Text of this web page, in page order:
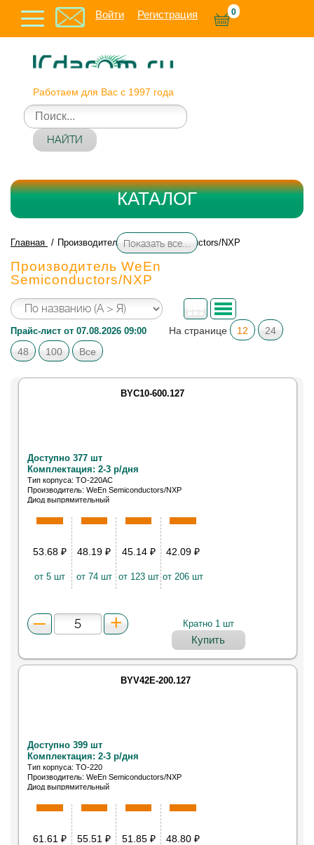
Войти Регистрация 0
Работаем для Вас с 1997 года
НАЙТИ
Главная Производитель WeEn Semiconductors/NXP
Производитель WeEn
Semiconductors/NXP
Прайс-лист от 07.08.2026 09:00 На странице 12
24
48
100 Все
BYC10-600.127
Доступно 377 шт
Комплектация: 2-3 р/дня
Тип корпуса: TO-220AC
Производитель: WeEn Semiconductors/NXP
Диод выпрямительный
53.68 ₽
от 5 шт
48.19₽
от 74 шт
45.14 ₽
от 123 шт
42.09 ₽
от 206 шт
Кратно 1 шт
Купить
BYV42E-200.127
Доступно 399 шт
Комплектация: 2-3 р/дня
Тип корпуса: TO-220
Производитель: WeEn Semiconductors/NXP
Диод выпрямительный
61.61 ₽ 55.51₽ 51.85 ₽ 48.80 ₽
КАТАЛОГ
Показать все...